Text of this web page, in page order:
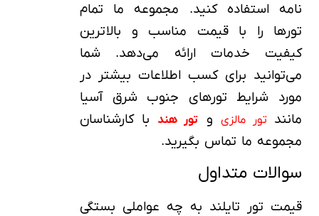
نامه استفاده کنید. مجموعه ما تمام
تورها را با قیمت مناسب و بالاترین
کیفیت خدمات ارائه می‌دهد. شما
می‌توانید برای کسب اطلاعات بیشتر در
مورد شرایط تورهای جنوب شرق آسیا
مانند تور مالزی و تور هند
با کارشناسان
مجموعه ما تماس بگیرید.
سوالات متداول
قیمت تور تایلند به چه عواملی بستگی